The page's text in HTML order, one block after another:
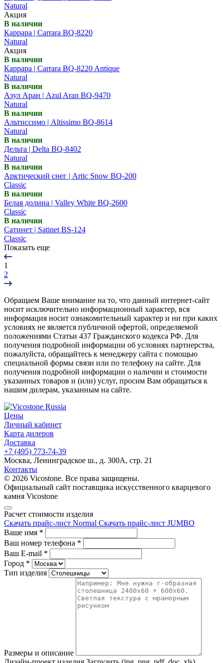
Natural
Акция
В наличии
Каррара | Carrara BQ-8220
Natural
Акция
В наличии
Каррара | Carrara BQ-8220 Antique
Natural
В наличии
Азул Аран | Azul Aran BQ-9470
Natural
В наличии
Альтиссимо | Altissimo BQ-8614
Natural
В наличии
Дельта | Delta BQ-8402
Natural
В наличии
Арктический снег | Artic Snow BQ-200
Classic
В наличии
Белая долина | Valley White BQ-2600
Classic
В наличии
Сатинет | Satinet BS-124
Classic
Показать еще
1
2
Обращаем Ваше внимание на то, что данный интернет-сайт
носит исключительно информационный характер, вся
информация носит ознакомительный характер и ни при каких
условиях не является публичной офертой, определяемой
положениями Статьи 437 Гражданского кодекса РФ. Для
получения подробной информации об условиях партнерства,
пожалуйста, обращайтесь к менеджеру сайта с помощью
специальной формы связи или по телефону на сайте. Для
получения подробной информации о наличии и стоимости
указанных товаров и (или) услуг, просим Вам обращаться к
нашим дилерам, указанным на сайте.
Цены
Личный кабинет
Карта дилеров
Доставка
+7 (495) 773-74-39
Москва, Ленинградское ш., д. 300А, стр. 21
Контакты
© 2026 Vicostone. Все права защищены.
Официальный сайт поставщика искусственного кварцевого
камня Vicostone
Расчет стоимости изделия
Скачать прайс-лист Normal Скачать прайс-лист JUMBO
Ваше имя *
Ваш номер телефона *
Ваш E-mail *
Город *
Тип изделия
Размеры и описание